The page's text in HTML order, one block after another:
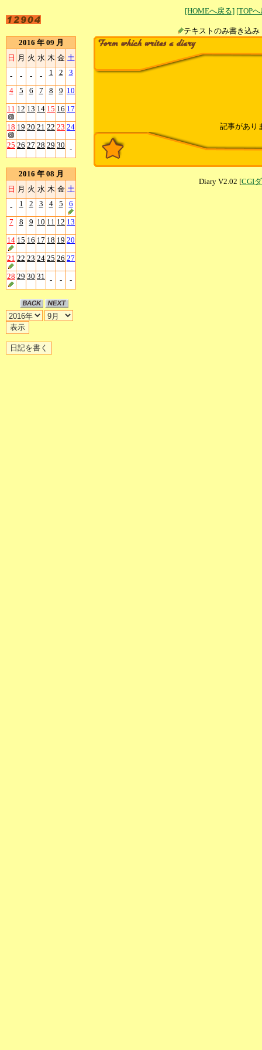
[HOMEへ戻る] [TOP
テキストのみ書
2016 年 09 月
日 月 火 水 木 金 土
- - - - 1 2 3
4 5 6 7 8 9 10
11 12 13 14 15 16 17
18 19 20 21 22 23 24
25 26 27 28 29 30 -
2016 年 08 月
日 月 火 水 木 金 土
- 1 2 3 4 5 6
7 8 9 10 11 12 13
14 15 16 17 18 19 20
21 22 23 24 25 26 27
28 29 30 31 - - -
記事があり
Diary V2.02 [CGI